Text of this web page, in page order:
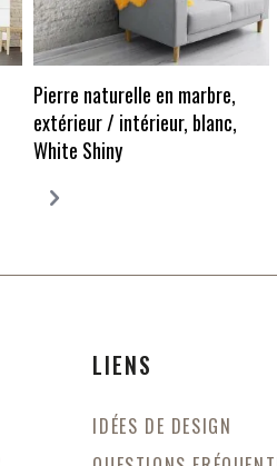
Pierre naturelle en marbre,
extérieur / intérieur, blanc,
White Shiny
LIENS
IDÉES DE DESIGN